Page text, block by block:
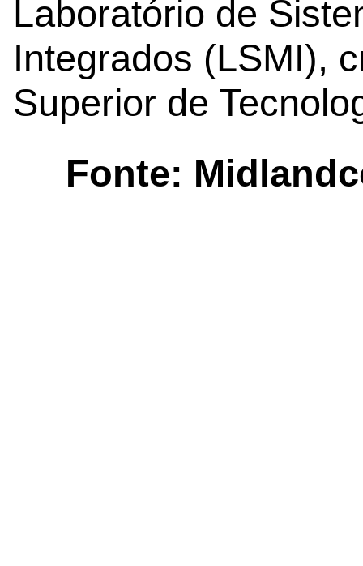
Laboratório de
Integrados (LSMI),
Superior de
Fonte: